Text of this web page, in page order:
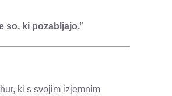
so, ki pozabljajo.”
ki s svojim izjemnim